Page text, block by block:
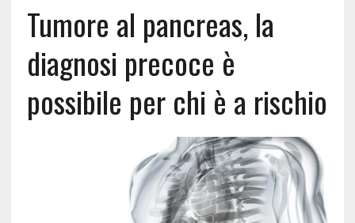
Tumore al pancreas, la
diagnosi precoce è
possibile per chi è a rischio